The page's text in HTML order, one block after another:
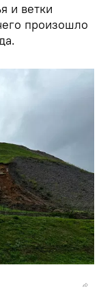
и ветки
произошло